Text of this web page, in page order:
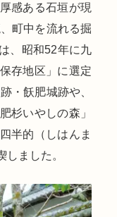
感ある石垣が現
町中を流れる掘
、昭和52年に九
存地区」に選定
・飫肥城跡や、
杉いやしの森」
半的（しはんま
ました。